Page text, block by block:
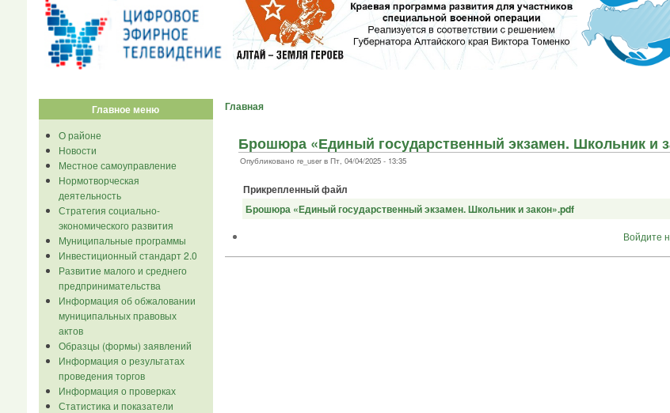
Главное меню
О районе
Новости
Местное самоуправление
Нормотворческая
деятельность
Стратегия социально-
экономического развития
Муниципальные программы
Инвестиционный стандарт 2.0
Развитие малого и среднего
предпринимательства
Информация об обжаловании
муниципальных правовых
актов
Образцы (формы) заявлений
Информация о результатах
проведения торгов
Информация о проверках
Статистика и показатели
Главная
Брошюра «Единый государственный экзамен. Школьник и
Опубликовано re_user в Пт, 04/04/2025 - 13:35
Прикрепленный файл
Брошюра «Единый государственный экзамен. Школьник и закон».pdf
Войдите